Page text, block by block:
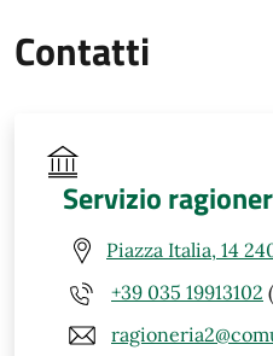
Contatti
Servizio
Piazza Italia, 14
+39 035 19913102